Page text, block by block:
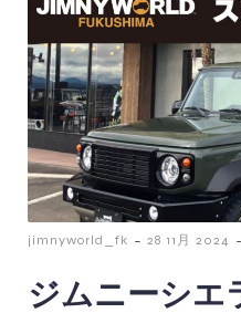
jimnyworld_fk - 28 11月 2024 -
ジムニーシエ